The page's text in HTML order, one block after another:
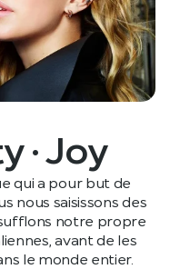
· Joy
qui a pour but de
nous saisissons des
notre propre
avant de les
le monde entier.